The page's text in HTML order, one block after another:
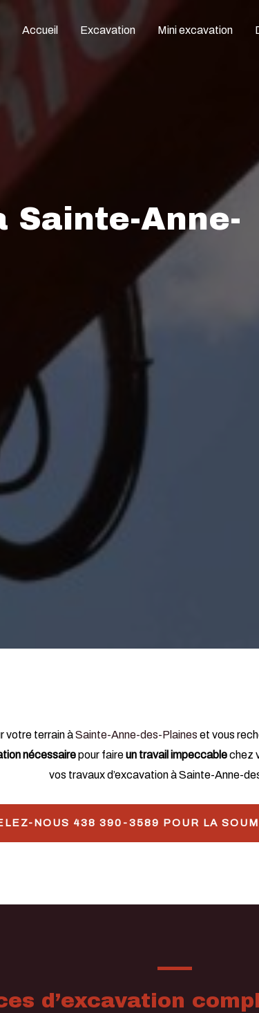
Accueil Excavation Mini excavation
Sainte-Anne-
votre terrain àSainte-Anne-des-Plaines et vous
nécessairepour faireun travail impeccablechez
vos travaux d’excavation à Sainte-Anne-
NOUS 438 390-3589 POUR LA
d’excavation